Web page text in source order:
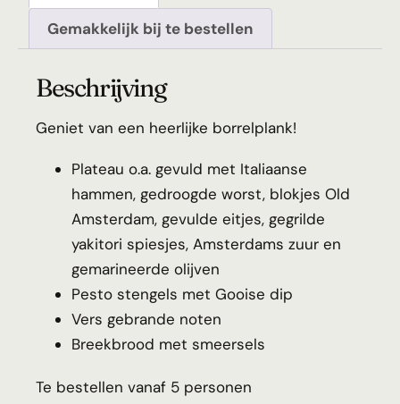
Gemakkelijk bij te bestellen
Beschrijving
Geniet van een heerlijke borrelplank!
Plateau o.a. gevuld met Italiaanse
hammen, gedroogde worst, blokjes Old
Amsterdam, gevulde eitjes, gegrilde
yakitori spiesjes, Amsterdams zuur en
gemarineerde olijven
Pesto stengels met Gooise dip
Vers gebrande noten
Breekbrood met smeersels
Te bestellen vanaf 5 personen